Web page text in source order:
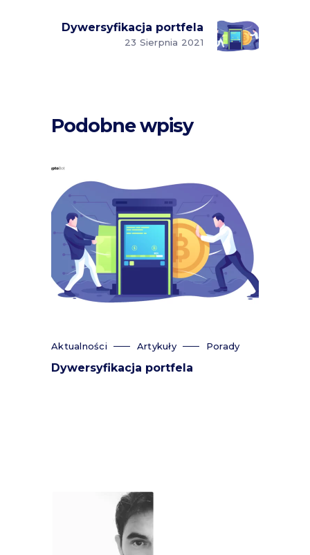
Dywersyfikacja portfela
23 Sierpnia 2021
Podobne wpisy
Aktualności Artykuły Porady
Dywersyfikacja portfela